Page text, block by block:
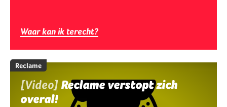
Waar kan ik terecht?
Reclame
[Video] Reclame verstopt zich
overal!